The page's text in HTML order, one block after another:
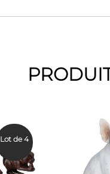
Lot de 4